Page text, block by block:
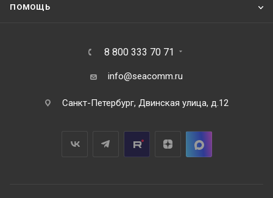
ПОМОЩЬ
8 800 333 70 71
info@seacomm.ru
Санкт-Петербург, Двинская улица, д.12